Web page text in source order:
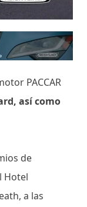
PACCAR
así como
de
Hotel
a las